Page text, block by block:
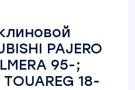
PAJERO
95-;
18-